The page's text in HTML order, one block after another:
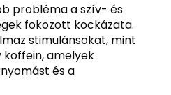
probléma a szív- és
fokozott kockázata.
stimulánsokat, mint
amelyek
és a